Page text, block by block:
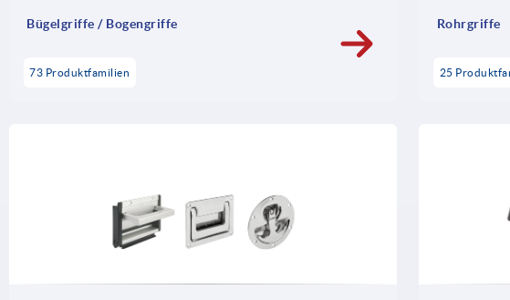
Bügelgriffe / Bogengriffe
73 Produktfamilien
Rohrgriffe
25